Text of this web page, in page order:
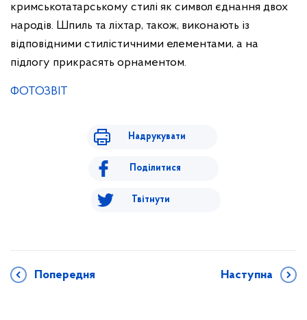
кримськотатарському стилі як символ єднання двох
народів. Шпиль та ліхтар, також, виконають із
відповідними стилістичними елементами, а на
підлогу прикрасять орнаментом.
ФОТОЗВІТ
Надрукувати
Поділитися
Твітнути
Попередня Наступна